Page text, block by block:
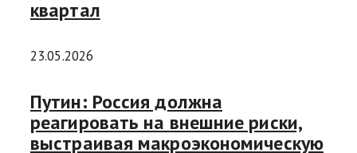
квартал
23.05.2026
Путин: Россия должна
реагировать на внешние риски,
выстраивая макроэкономическую